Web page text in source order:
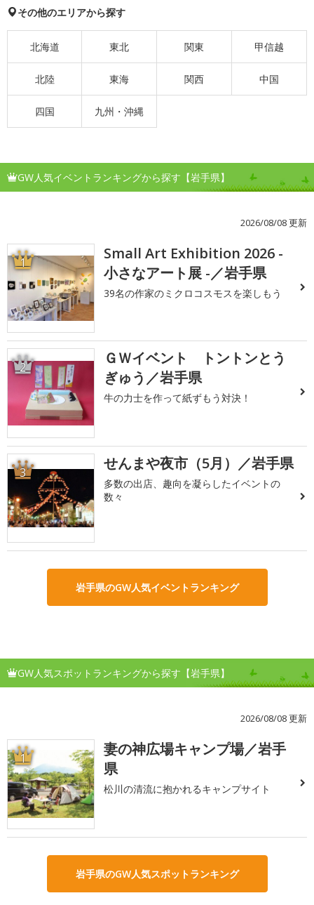
その他のエリアから探す
北海道 東北 関東 甲信越
北陸 東海 関西 中国
四国 九州・沖縄
GW人気イベントランキングから探す【岩手県】
2026/08/08 更新
1
Small Art Exhibition 2026 -
小さなアート展 -／岩手県
39名の作家のミクロコスモスを楽しもう
2
ＧＷイベント トントンとう
ぎゅう／岩手県
牛の力士を作って紙ずもう対決！
3 せんまや夜市（5月）／岩手県
多数の出店、趣向を凝らしたイベントの
数々
岩手県のGW人気イベントランキング
GW人気スポットランキングから探す【岩手県】
2026/08/08 更新
1
妻の神広場キャンプ場／岩手
県
松川の清流に抱かれるキャンプサイト
岩手県のGW人気スポットランキング